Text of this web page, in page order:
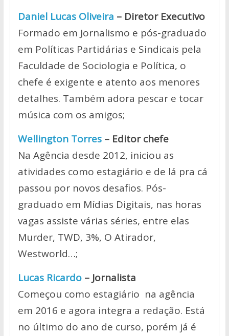
Daniel Lucas Oliveira – Diretor Executivo
Formado em Jornalismo e pós-graduado
em Políticas Partidárias e Sindicais pela
Faculdade de Sociologia e Política, o
chefe é exigente e atento aos menores
detalhes. Também adora pescar e tocar
música com os amigos;
Wellington Torres– Editor chefe
Na Agência desde 2012, iniciou as
atividades como estagiário e de lá pra cá
passou por novos desafios. Pós-
graduado em Mídias Digitais, nas horas
vagas assiste várias séries, entre elas
Murder, TWD, 3%, O Atirador,
Westworld…;
Lucas Ricardo– Jornalista
Começou como estagiário na agência
em 2016 e agora integra a redação. Está
no último do ano de curso, porém já é